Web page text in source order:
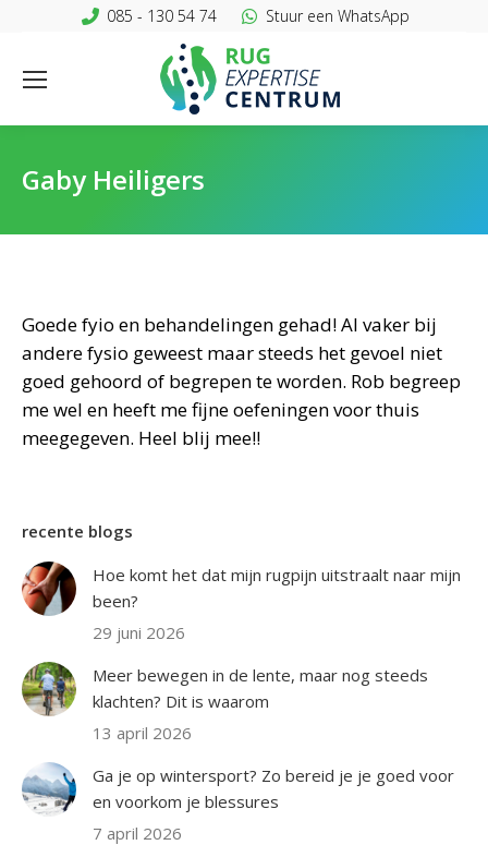
085 - 130 54 74 Stuur een WhatsApp
Gaby Heiligers
Goede fyio en behandelingen gehad! Al vaker bij
andere fysio geweest maar steeds het gevoel niet
goed gehoord of begrepen te worden. Rob begreep
me wel en heeft me fijne oefeningen voor thuis
meegegeven. Heel blij mee!!
recente blogs
Hoe komt het dat mijn rugpijn uitstraalt naar mijn
been?
29 juni 2026
Meer bewegen in de lente, maar nog steeds
klachten? Dit is waarom
13 april 2026
Ga je op wintersport? Zo bereid je je goed voor
en voorkom je blessures
7 april 2026